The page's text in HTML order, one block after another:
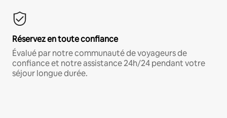
Réservez en toute confiance
Évalué par notre communauté de voyageurs de
confiance et notre assistance 24h/24 pendant votre
séjour longue durée.